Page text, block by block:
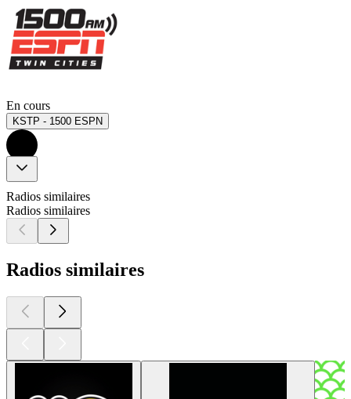
En cours
KSTP - 1500 ESPN
Radios similaires
Radios similaires
Radios similaires